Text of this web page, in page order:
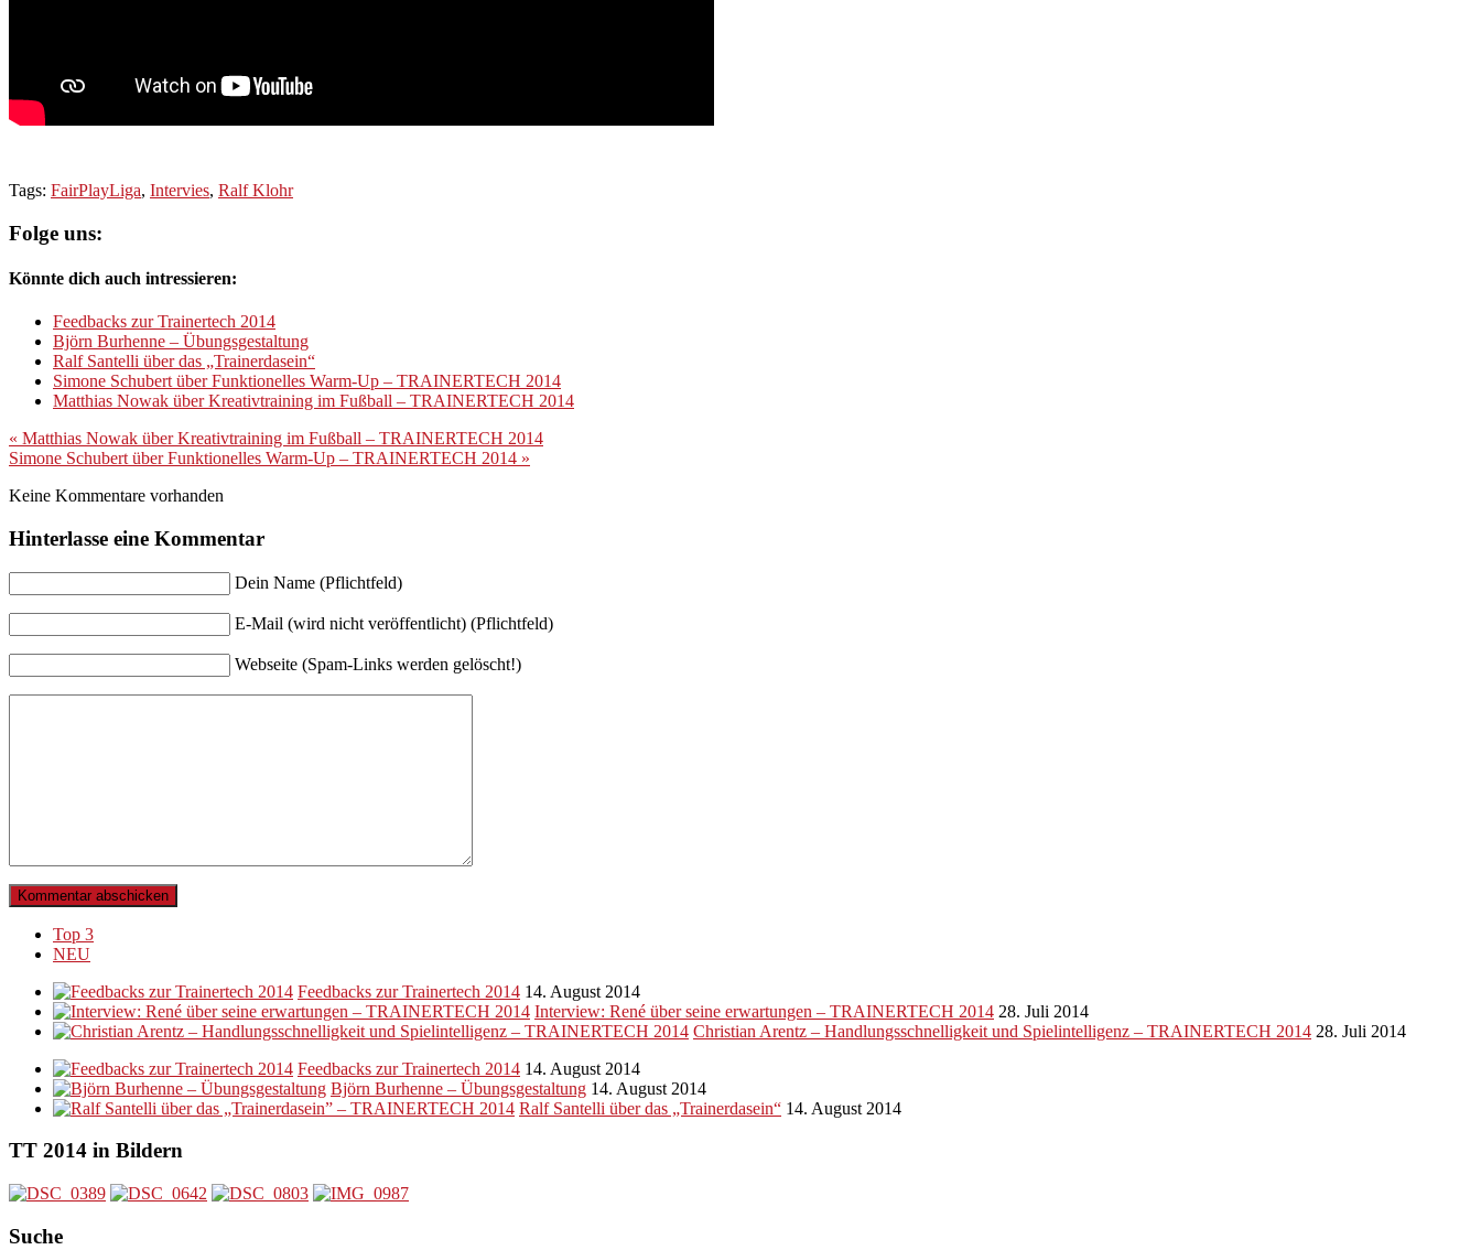
Tags: FairPlayLiga, Intervies, Ralf Klohr
Folge uns:
Könnte dich auch intressieren:
Feedbacks zur Trainertech 2014
Björn Burhenne – Übungsgestaltung
Ralf Santelli über das „Trainerdasein“
Simone Schubert über Funktionelles Warm-Up – TRAINERTECH 2014
Matthias Nowak über Kreativtraining im Fußball – TRAINERTECH 2014
« Matthias Nowak über Kreativtraining im Fußball – TRAINERTECH 2014
Simone Schubert über Funktionelles Warm-Up – TRAINERTECH 2014 »
Keine Kommentare vorhanden
Hinterlasse eine Kommentar
Dein Name (Pflichtfeld)
E-Mail (wird nicht veröffentlicht) (Pflichtfeld)
Webseite (Spam-Links werden gelöscht!)
Top 3
NEU
Feedbacks zur Trainertech 2014 14. August 2014
Interview: René über seine erwartungen – TRAINERTECH 2014 28. Juli 2014
Christian Arentz – Handlungsschnelligkeit und Spielintelligenz – TRAINERTECH 2014 28. Juli 2014
Feedbacks zur Trainertech 2014 14. August 2014
Björn Burhenne – Übungsgestaltung 14. August 2014
Ralf Santelli über das „Trainerdasein“ 14. August 2014
TT 2014 in Bildern
Suche